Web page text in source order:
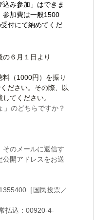
込み参加」はできま
参加費は一般1500
受付にて納めてくだ
６月１日より
料（1000円）を振り
ださい。その際、以
てください。
」のどちらですか？
そのメールに返信す
公開アドレスをお送
［国民投票／
払込：00920-4-